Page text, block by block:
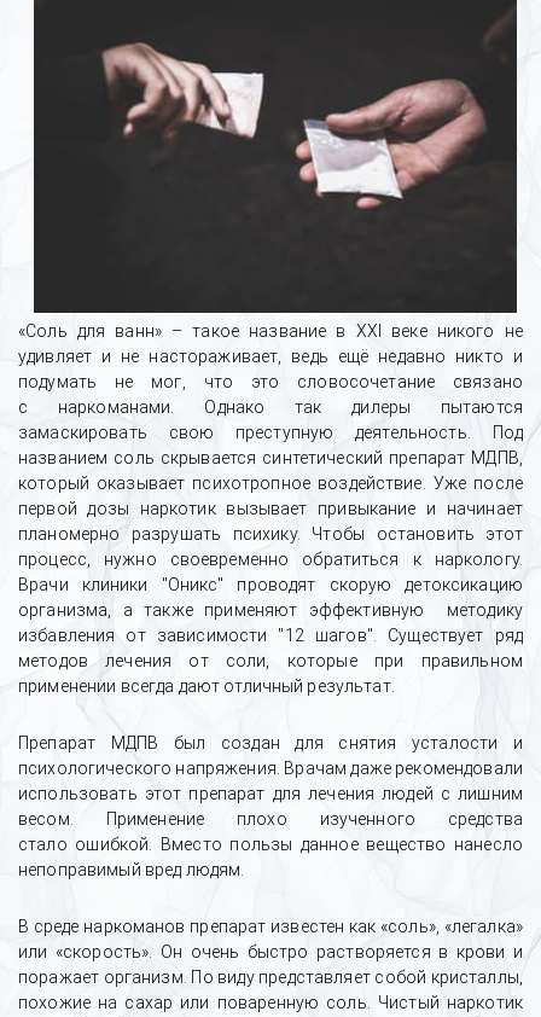
«Соль для ванн» – такое название в XXI веке никого не
удивляет и не настораживает, ведь ещё недавно никто и
подумать не мог, что это словосочетание связано
с наркоманами. Однако так дилеры пытаются
замаскировать свою преступную деятельность. Под
названием соль скрывается синтетический препарат МДПВ,
который оказывает психотропное воздействие. Уже после
первой дозы наркотик вызывает привыкание и начинает
планомерно разрушать психику. Чтобы остановить этот
процесс, нужно своевременно обратиться к наркологу.
Врачи клиники "Оникс" проводят скорую детоксикацию
организма, а также применяют эффективную методику
избавления от зависимости "12 шагов". Существует ряд
методов лечения от соли, которые при правильном
применении всегда дают отличный результат.
Препарат МДПВ был создан для снятия усталости и
психологического напряжения. Врачам даже рекомендовали
использовать этот препарат для лечения людей с лишним
весом. Применение плохо изученного средства
стало ошибкой. Вместо пользы данное вещество нанесло
непоправимый вред людям.
В среде наркоманов препарат известен как «соль», «легалка»
или «скорость». Он очень быстро растворяется в крови и
поражает организм. По виду представляет собой кристаллы,
похожие на сахар или поваренную соль. Чистый наркотик